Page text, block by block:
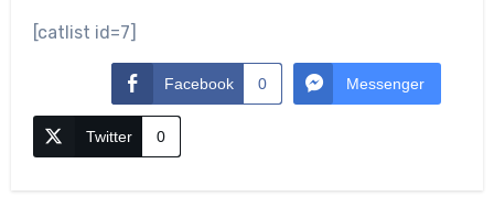
[catlist id=7]
Facebook 0 Messenger
Twitter 0